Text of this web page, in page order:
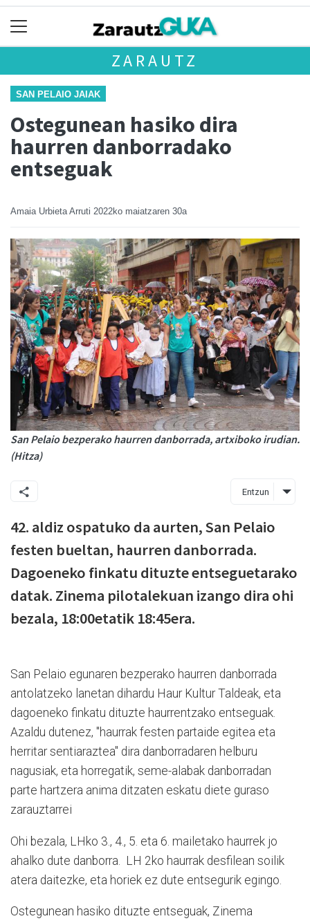
ZARAUTZ
SAN PELAIO JAIAK
Ostegunean hasiko dira
haurren danborradako
entseguak
Amaia Urbieta Arruti 2022ko maiatzaren 30a
San Pelaio bezperako haurren danborrada, artxiboko irudian.
(Hitza)
Entzun
42. aldiz ospatuko da aurten, San Pelaio
festen bueltan, haurren danborrada.
Dagoeneko finkatu dituzte entseguetarako
datak. Zinema pilotalekuan izango dira ohi
bezala, 18:00etatik 18:45era.
San Pelaio egunaren bezperako haurren danborrada
antolatzeko lanetan dihardu Haur Kultur Taldeak, eta
dagoeneko finkatu dituzte haurrentzako entseguak.
Azaldu dutenez, "haurrak festen partaide egitea eta
herritar sentiaraztea" dira danborradaren helburu
nagusiak, eta horregatik, seme-alabak danborradan
parte hartzera anima ditzaten eskatu diete guraso
zarauztarrei
Ohi bezala, LHko 3., 4., 5. eta 6. mailetako haurrek jo
ahalko dute danborra. LH 2ko haurrak desfilean soilik
atera daitezke, eta horiek ez dute entsegurik egingo.
Ostegunean hasiko dituzte entseguak, Zinema